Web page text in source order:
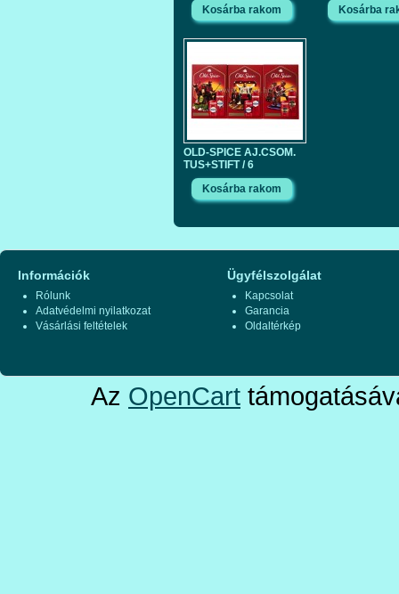
OLD-SPICE AJ.CSOM.
TUS+STIFT / 6
Információk
Rólunk
Adatvédelmi nyilatkozat
Vásárlási feltételek
Ügyfélszolgálat
Kapcsolat
Garancia
Oldaltérkép
Az OpenCart